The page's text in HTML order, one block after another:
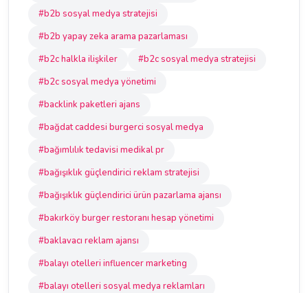
#b2b sosyal medya stratejisi
#b2b yapay zeka arama pazarlaması
#b2c halkla ilişkiler
#b2c sosyal medya stratejisi
#b2c sosyal medya yönetimi
#backlink paketleri ajans
#bağdat caddesi burgerci sosyal medya
#bağımlılık tedavisi medikal pr
#bağışıklık güçlendirici reklam stratejisi
#bağışıklık güçlendirici ürün pazarlama ajansı
#bakırköy burger restoranı hesap yönetimi
#baklavacı reklam ajansı
#balayı otelleri influencer marketing
#balayı otelleri sosyal medya reklamları